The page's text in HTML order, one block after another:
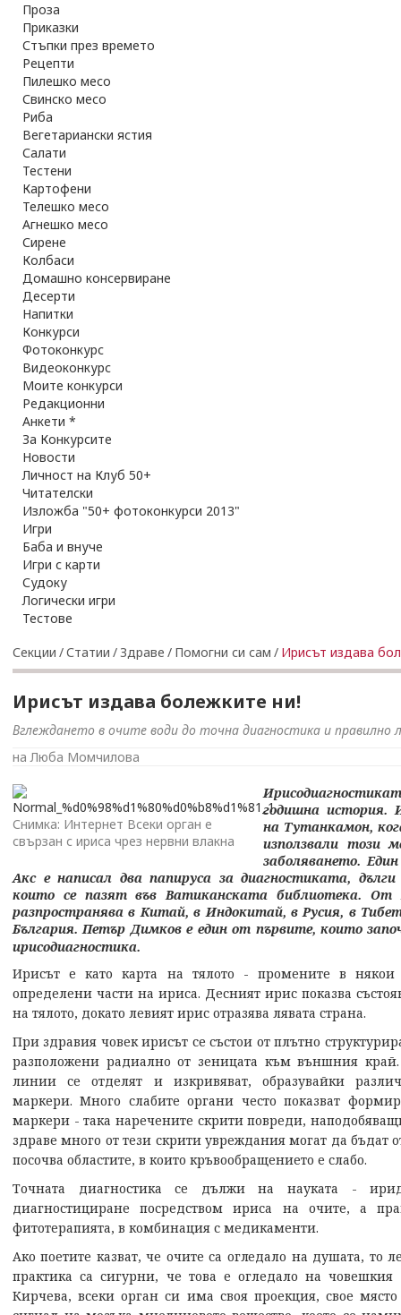
Проза
Приказки
Стъпки през времето
Рецепти
Пилешко месо
Свинско месо
Риба
Вегетариански ястия
Салати
Тестени
Картофени
Телешко месо
Агнешко месо
Сирене
Колбаси
Домашно консервиране
Десерти
Напитки
Конкурси
Фотоконкурс
Видеоконкурс
Моите конкурси
Редакционни
Анкети *
За Конкурсите
Новости
Личност на Клуб 50+
Читателски
Изложба "50+ фотоконкурси 2013"
Игри
Баба и внуче
Игри с карти
Судоку
Логически игри
Тестове
Секции /Статии / Здраве / Помогни си сам / Ирисът издава
Ирисът издава болежките ни!
Вглеждането в очите води до точна диагностика и правилно
на Люба Момчилова
Снимка: Интернет Всеки орган е
свързан с ириса чрез нервни влакна
годишна история.
на Тутанкамон,
използвали този
заболяването.
Акс е написал два папируса за диагностиката,
които се пазят във Ватиканската библиотека. От
разпространява в Китай, в Индокитай, в Русия, в
България.Петър Димков е един от първите, които
ирисодиагностика.
Ирисът е като карта на тялото - промените в някои
определени части на ириса. Десният ирис показва
на тялото, докато левият ирис отразява лявата страна.
При здравия човек ирисът се състои от плътно
разположени радиално от зеницата към външния
линии се отделят и изкривяват, образувайки
маркери. Много слабите органи често показват
маркери - така наречените скрити повреди,
здраве много от тези скрити увреждания могат да бъдат
посочва областите, в които кръвообращението е слабо.
Точната диагностика се дължи на науката -
диагностициране посредством ириса на очите, а
фитотерапията, в комбинация с медикаменти.
Ако поетите казват, че очите са огледало на душата, то
практика са сигурни, че това е огледало на
Кирчева, всеки орган си има своя проекция, свое